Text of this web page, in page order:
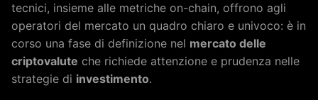
tecnici, insieme alle metriche on-chain, offrono agli
operatori del mercato un quadro chiaro e univoco: è in
corso una fase di definizione nel mercato delle
criptovalute che richiede attenzione e prudenza nelle
strategie di investimento.